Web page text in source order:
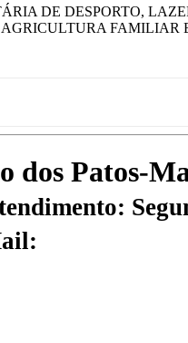
DE DESPORTO,
FAMILIAR
dos Patos-